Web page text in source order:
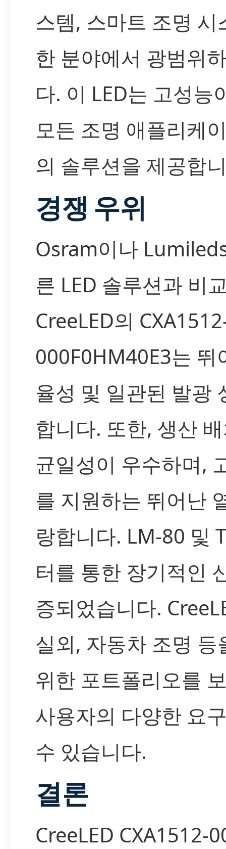
스템, 스마트 조명 시
한 분야에서 광범위
다. 이 LED는 고성능
모든 조명 애플리케
의 솔루션을 제공합
경쟁 우위
Osram이나
른 LED 솔루션과 비
CreeLED의
000F0HM40E3는 뛰
율성 및 일관된 발광
합니다. 또한, 생산
균일성이 우수하며,
를 지원하는 뛰어난
랑합니다. LM-80 및
터를 통한 장기적인
증되었습니다.
실외, 자동차 조명 등
위한 포트폴리오를
사용자의 다양한 요
수 있습니다.
결론
CreeLED CXA1512-